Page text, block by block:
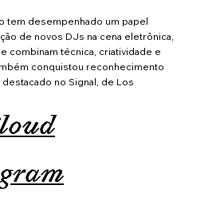
tem desempenhado um papel
de novos DJs na cena eletrônica,
combinam técnica, criatividade e
conquistou reconhecimento
no Signal, de Los